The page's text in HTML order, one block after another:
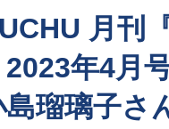
月刊
年4月
島瑠璃子